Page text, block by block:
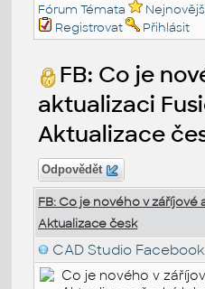
Fórum Témata
Registrovat
Přihlásit
FB: Co je
aktualizaci
Aktualizace
Odpovědět
FB: Co je nového v záříjové
Aktualizace česk
CAD Studio Facebook
Co je nového v